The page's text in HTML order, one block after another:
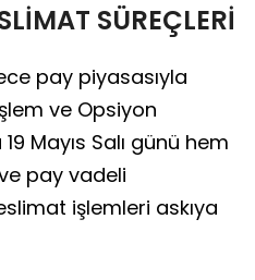
SÜREÇLERİ
pay piyasasıyla
ve Opsiyon
Mayıs Salı günü hem
pay vadeli
işlemleri askıya